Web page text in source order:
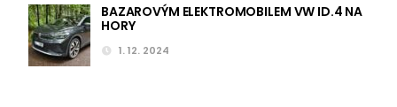
BAZAROVÝM ELEKTROMOBILEM VW ID.4 NA
HORY
1. 12. 2024